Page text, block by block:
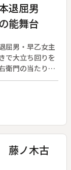
退屈男
能舞台
屈男・早乙女主
で大立ち回りを
衛門の当たり役
女主水介は、勘
りしも、主水
疑いをかけら
め、将軍から
良のため、タイ
）
藤ノ木古